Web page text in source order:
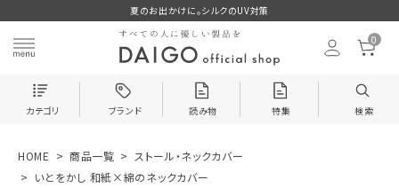
夏のお出かけに。シルクのUV対策
0
カテゴリ ブランド 読み物 特集 検索
search
HOME 商品一覧
ストール・ネックカバー
いとをかし 和紙×綿のネックカバー